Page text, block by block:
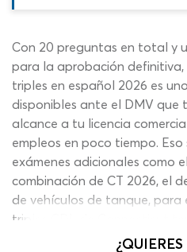
Con 20 preguntas en total y
para la aprobación definitiva,
triples en español 2026 es
disponibles ante el DMV que
alcance a tu licencia
empleos en poco tiempo.
exámenes adicionales como
combinación de CT 2026, el
de vehículos de tanque,
triples CDL de Connecticut
periodo de preparación con